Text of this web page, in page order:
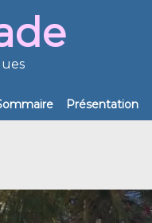
Présentation